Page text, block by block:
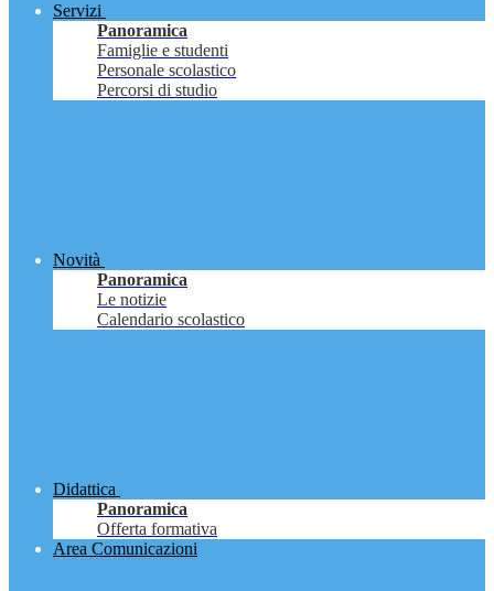
Servizi
Panoramica
Famiglie e studenti
Personale scolastico
Percorsi di studio
Novità
Panoramica
Le notizie
Calendario scolastico
Didattica
Panoramica
Offerta formativa
Area Comunicazioni